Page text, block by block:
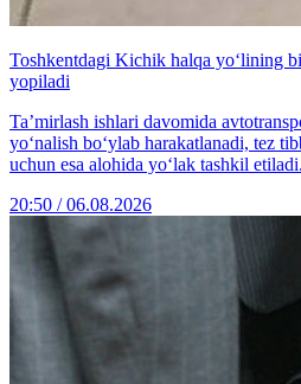
Toshkentdagi Kichik halqa yo‘lining
yopiladi
Ta’mirlash ishlari davomida
yo‘nalish bo‘ylab harakatlanadi, tez
uchun esa alohida yo‘lak tashkil etiladi.
20:50 / 06.08.2026